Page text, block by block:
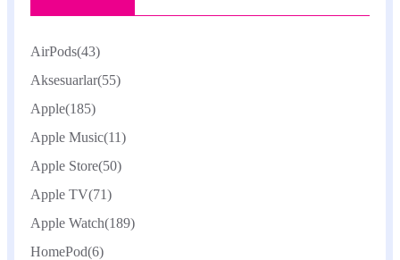
AirPods(43)
Aksesuarlar(55)
Apple(185)
Apple Music(11)
Apple Store(50)
Apple TV(71)
Apple Watch(189)
HomePod(6)